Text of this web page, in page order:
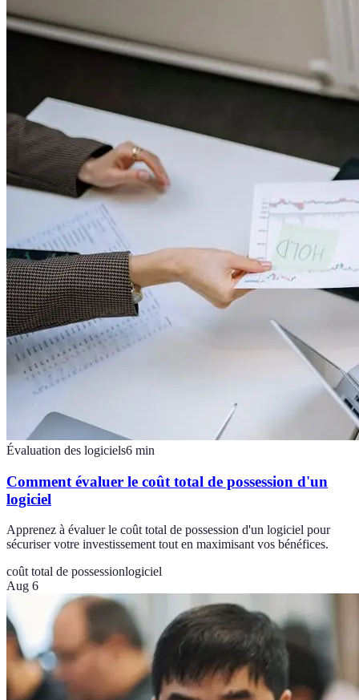
Évaluation des logiciels6 min
Comment évaluer le coût total de possession d'un
logiciel
Apprenez à évaluer le coût total de possession d'un logiciel pour
sécuriser votre investissement tout en maximisant vos bénéfices.
coût total de possessionlogiciel
Aug 6